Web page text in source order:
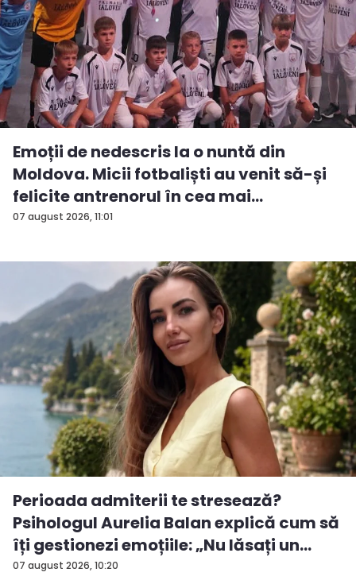
07 august 2026, 11:01
Emoții de nedescris la o nuntă din
Moldova. Micii fotbaliști au venit să-și
felicite antrenorul în cea mai
importan...
07 august 2026, 10:20
Perioada admiterii te stresează?
Psihologul Aurelia Balan explică cum să
îți gestionezi emoțiile: „Nu lăsați un
rezu...